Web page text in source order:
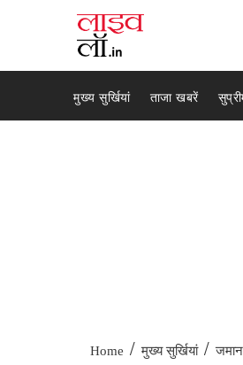
मुख्य सुर्खियां ताजा खबरें
Home / मुख्य सुर्खियां /